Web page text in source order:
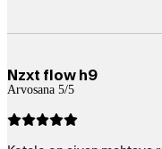
Nzxt flow h9
Arvosana 5/5